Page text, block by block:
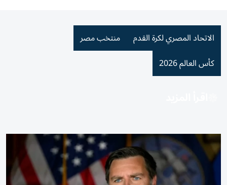
الاتحاد المصري لكرة القدم
منتخب مصر
كأس العالم 2026